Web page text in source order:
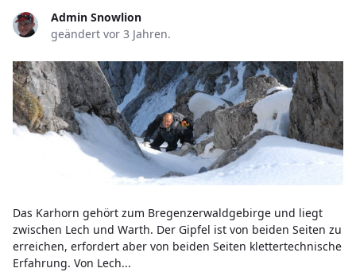
Admin Snowlion
geändert vor 3 Jahren.
Das Karhorn gehört zum Bregenzerwaldgebirge und liegt
zwischen Lech und Warth. Der Gipfel ist von beiden Seiten zu
erreichen, erfordert aber von beiden Seiten klettertechnische
Erfahrung. Von Lech...